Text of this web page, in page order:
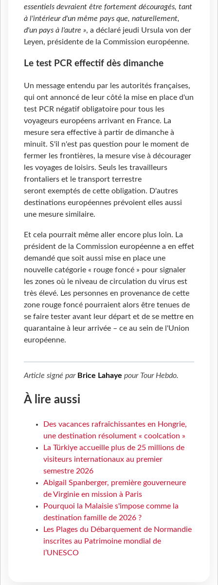
essentiels devraient être fortement découragés, tant
à l'intérieur d'un même pays que, naturellement,
d'un pays à l'autre », a déclaré jeudi Ursula von der
Leyen, présidente de la Commission européenne.
Le test PCR effectif dès dimanche
Un message entendu par les autorités françaises,
qui ont annoncé de leur côté la mise en place d'un
test PCR négatif obligatoire pour tous les
voyageurs européens arrivant en France. La
mesure sera effective à partir de dimanche à
minuit. S'il n'est pas question pour le moment de
fermer les frontières, la mesure vise à décourager
les voyages de loisirs. Seuls les travailleurs
frontaliers et le transport terrestre
seront exemptés de cette obligation. D'autres
destinations européennes prévoient elles aussi
une mesure similaire.
Et cela pourrait même aller encore plus loin. La
président de la Commission européenne a en effet
demandé que soit aussi mise en place une
nouvelle catégorie « rouge foncé » pour signaler
les zones où le niveau de circulation du virus est
très élevé. Les personnes en provenance de cette
zone rouge foncé pourraient alors être tenues de
se faire tester avant leur départ et de se mettre en
quarantaine à leur arrivée – ce au sein de l'Union
européenne.
Article signé par Brice Lahaye pour Tour Hebdo.
À lire aussi
Des vacances rafraîchissantes en Hongrie,
une destination résolument « coolcation »
La Türkiye accueille plus de 25 millions de
visiteurs internationaux au premier
semestre 2026
Abigail Spanberger, première gouverneure
de Virginie en mission à Paris
Pourquoi la Malaisie s'impose comme la
destination famille de 2026 ?
Les Plages du Débarquement de Normandie
inscrites au Patrimoine mondial de
l’UNESCO